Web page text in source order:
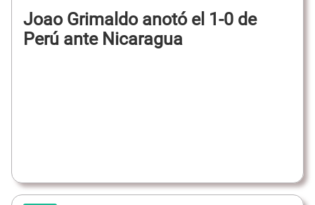
Joao Grimaldo anotó el 1-0 de
Perú ante Nicaragua